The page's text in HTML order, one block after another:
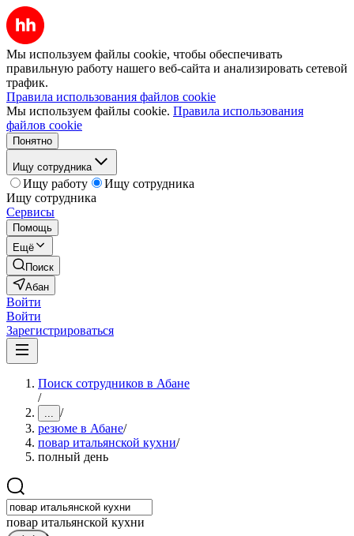
Мы используем файлы cookie, чтобы обеспечивать
правильную работу нашего веб-сайта и анализировать сетевой
трафик.
Правила использования файлов cookie
Мы используем файлы cookie. Правила использования
файлов cookie
Понятно
Ищу сотрудника
Ищу работу
Ищу сотрудника
Ищу сотрудника
Сервисы
Помощь
Ещё
Поиск
Абан
Войти
Войти
Зарегистрироваться
Поиск сотрудников в Абане
/
... /
резюме в Абане/
повар итальянской кухни/
полный день
повар итальянской кухни